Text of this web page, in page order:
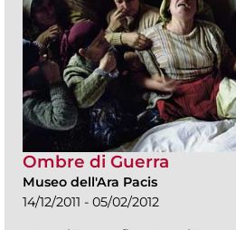
Ombre di Guerra
Museo dell'Ara Pacis
14/12/2011 - 05/02/2012